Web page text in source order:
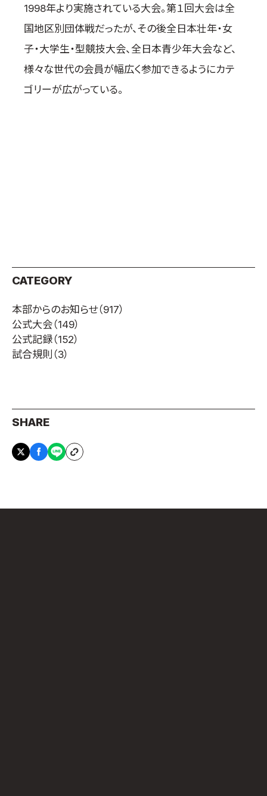
取材のお申し込み
よくある質問
本サイトについて
プライバシーポリシー
サイトマップ
Language
1998年より実施されている大会。第１回大会は全
国地区別団体戦だったが、その後全日本壮年・女
子・大学生・型競技大会、全日本青少年大会など、
様々な世代の会員が幅広く参加できるようにカテ
ゴリーが広がっている。
CATEGORY
本部からのお知らせ（917）
公式大会（149）
公式記録（152）
試合規則 （3）
SHARE